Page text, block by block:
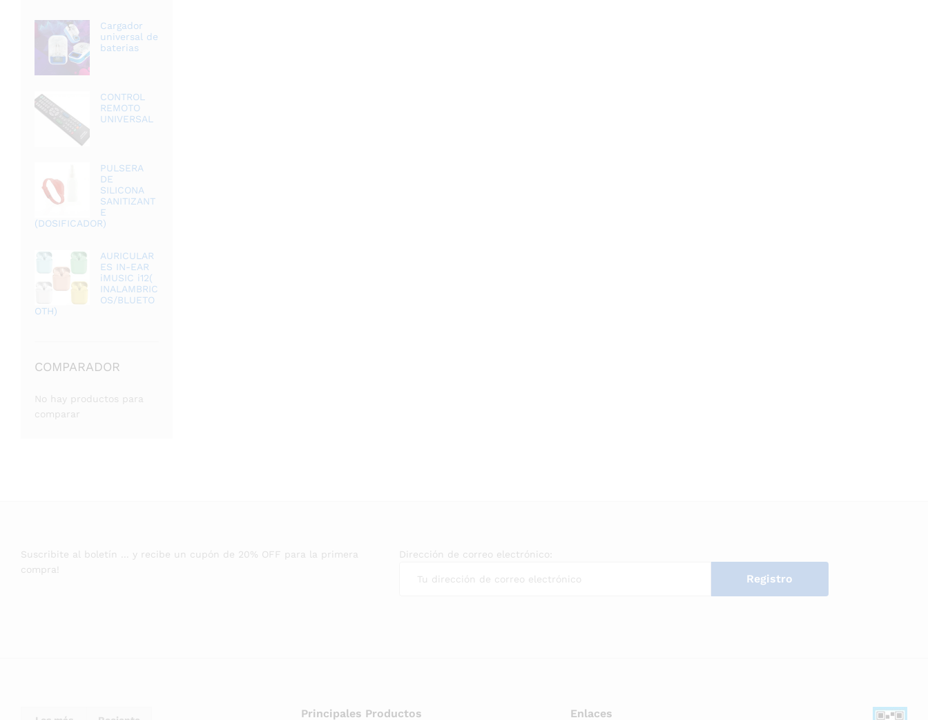
Cargador
universal de
baterias
CONTROL
REMOTO
UNIVERSAL
PULSERA
DE
SILICONA
SANITIZANT
E
(DOSIFICADOR)
AURICULAR
ES IN-EAR
iMUSIC i12(
INALAMBRIC
OS/BLUETO
OTH)
COMPARADOR
No hay productos para
comparar
Suscribite al boletín ... y recibe un cupón de 20% OFF para la primera
compra!
Dirección de correo electrónico:
Principales Productos Enlaces